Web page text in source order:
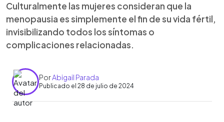
Culturalmente las mujeres consideran que la
menopausia es simplemente el fin de su vida fértil,
invisibilizando todos los síntomas o
complicaciones relacionadas.
PorAbigail Parada
Publicado el 28 de julio de 2024